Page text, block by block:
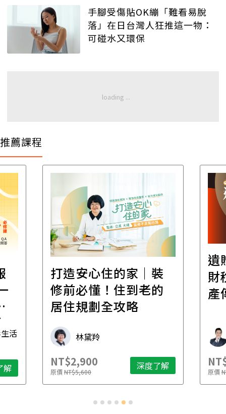
手腳受傷貼OK繃「難看易脫
落」在日台灣人狂推這一物：
可碰水又環保
推薦課程
活
解
打造安心住的家｜裝
修前必懂！住到老的
居住規劃全攻略
林黛羚
NT$2,900
原價NT$5,600 深度了解
遺
財
產
原價